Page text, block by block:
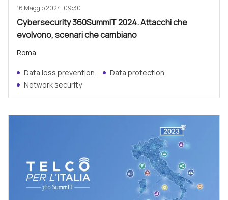
16 Maggio 2024, 09:30
Cybersecurity 360SummIT 2024. Attacchi che
evolvono, scenari che cambiano
Roma
Data loss prevention
Data protection
Network security